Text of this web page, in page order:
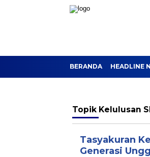
BERANDA HEADLINE
Topik Kelulusan
Tasyakuran
Generasi